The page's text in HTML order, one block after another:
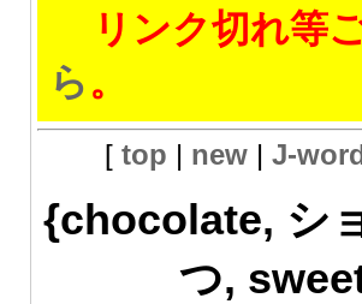
リンク切れ等
ら。
[ top | new| J-
{chocolate, シ
つ,